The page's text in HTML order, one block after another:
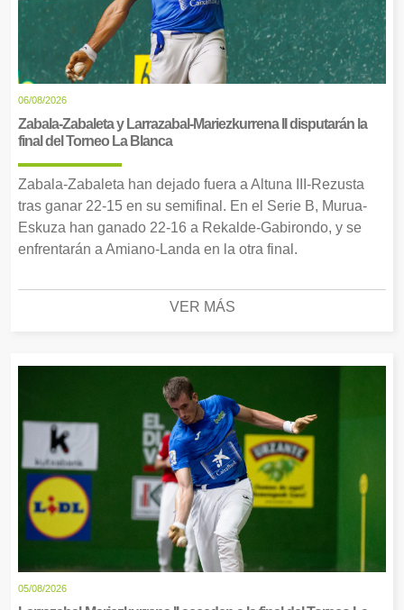
06/08/2026
Zabala-Zabaleta y Larrazabal-Mariezkurrena II disputarán la
final del Torneo La Blanca
Zabala-Zabaleta han dejado fuera a Altuna III-Rezusta
tras ganar 22-15 en su semifinal. En el Serie B, Murua-
Eskuza han ganado 22-16 a Rekalde-Gabirondo, y se
enfrentarán a Amiano-Landa en la otra final.
VER MÁS
05/08/2026